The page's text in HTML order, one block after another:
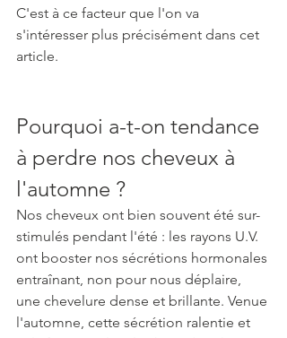
C'est à ce facteur que l'on va
s'intéresser plus précisément dans cet
article.
Pourquoi a-t-on tendance
à perdre nos cheveux à
l'automne ?
Nos cheveux ont bien souvent été sur-
stimulés pendant l'été : les rayons U.V.
ont booster nos sécrétions hormonales
entraînant, non pour nous déplaire,
une chevelure dense et brillante. Venue
l'automne, cette sécrétion ralentie et